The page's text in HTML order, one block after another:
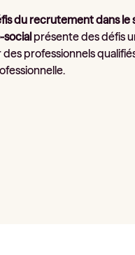
du recrutement dans
présente des défis
professionnels